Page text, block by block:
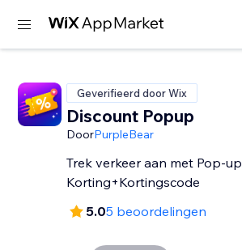
Geverifieerd door Wix
Discount Popup
DoorPurpleBear
Trek verkeer aan met Pop-up
Korting+Kortingscode
5.05 beoordelingen